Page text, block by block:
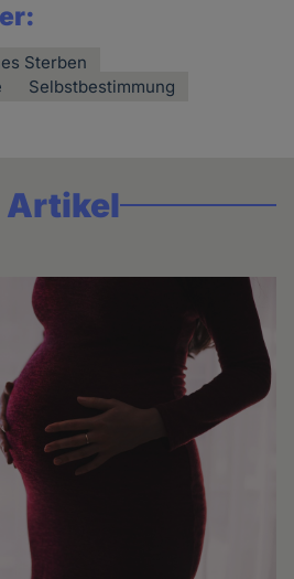
Sterben
Selbstbestimmung
Artikel